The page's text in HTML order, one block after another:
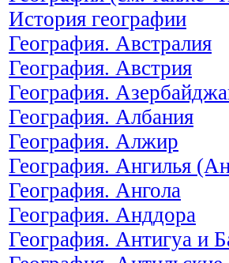
История географии
География. Австралия
География. Австрия
География.
География. Албания
География. Алжир
География. Ангилья
География. Ангола
География. Анддора
География. Антигуа и